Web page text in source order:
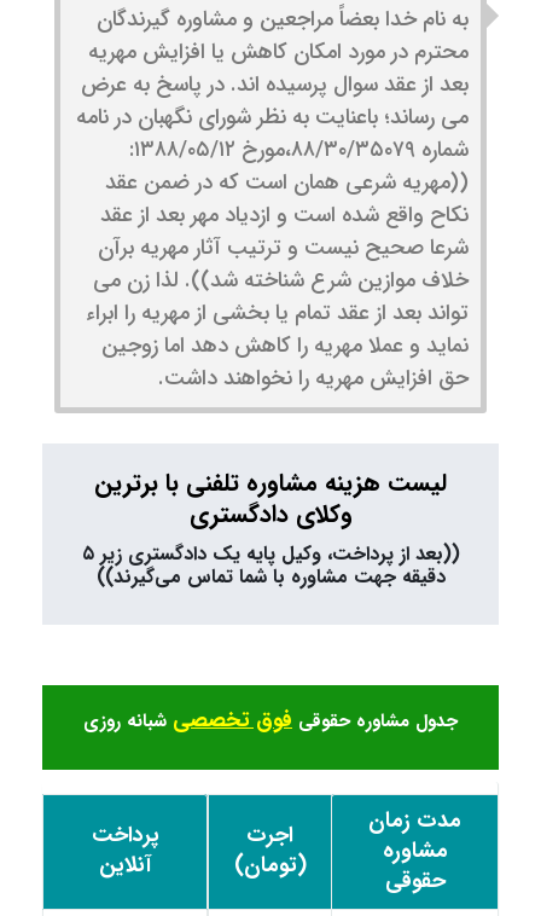
به نام خدا بعضاً مراجعین و مشاوره گیرندگان
محترم در مورد امکان کاهش یا افزایش مهریه
بعد از عقد سوال پرسیده اند. در پاسخ به عرض
می رساند؛ باعنایت به نظر شورای نگهبان در نامه
شماره ۸۸/۳۰/۳۵۰۷۹،مورخ ۱۳۸۸/۰۵/۱۲:
((مهریه شرعی همان است که در ضمن عقد
نکاح واقع شده است و ازدیاد مهر بعد از عقد
شرعا صحیح نیست و ترتیب آثار مهریه برآن
خلاف موازین شرع شناخته شد)). لذا زن می
تواند بعد از عقد تمام یا بخشی از مهریه را ابراء
نماید و عملا مهریه را کاهش دهد اما زوجین
حق افزایش مهریه را نخواهند داشت.
لیست هزینه مشاوره تلفنی با برترین
وکلای دادگستری
((بعد از پرداخت، وکیل پایه یک دادگستری زیر ۵
دقیقه جهت مشاوره با شما تماس می‌گیرند))
جدول مشاوره حقوقی فوق تخصصی شبانه روزی
مدت زمان
مشاوره
حقوقی
اجرت
(تومان)
پرداخت
آنلاین